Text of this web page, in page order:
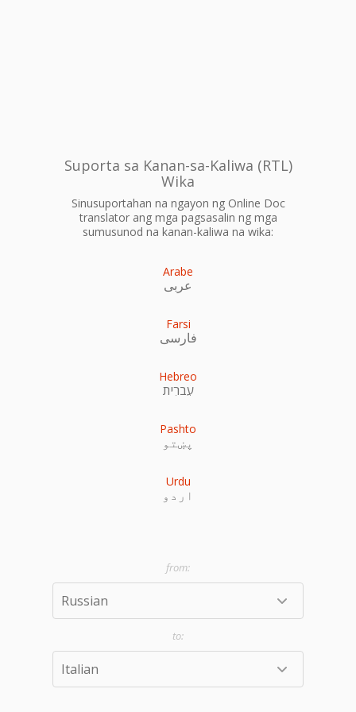
Suporta sa Kanan-sa-Kaliwa (RTL)
Wika
Sinusuportahan na ngayon ng Online Doc
translator ang mga pagsasalin ng mga
sumusunod na kanan-kaliwa na wika:
Arabe
عربى
Farsi
فارسی
Hebreo
עִברִית
Pashto
پښتو
Urdu
اردو